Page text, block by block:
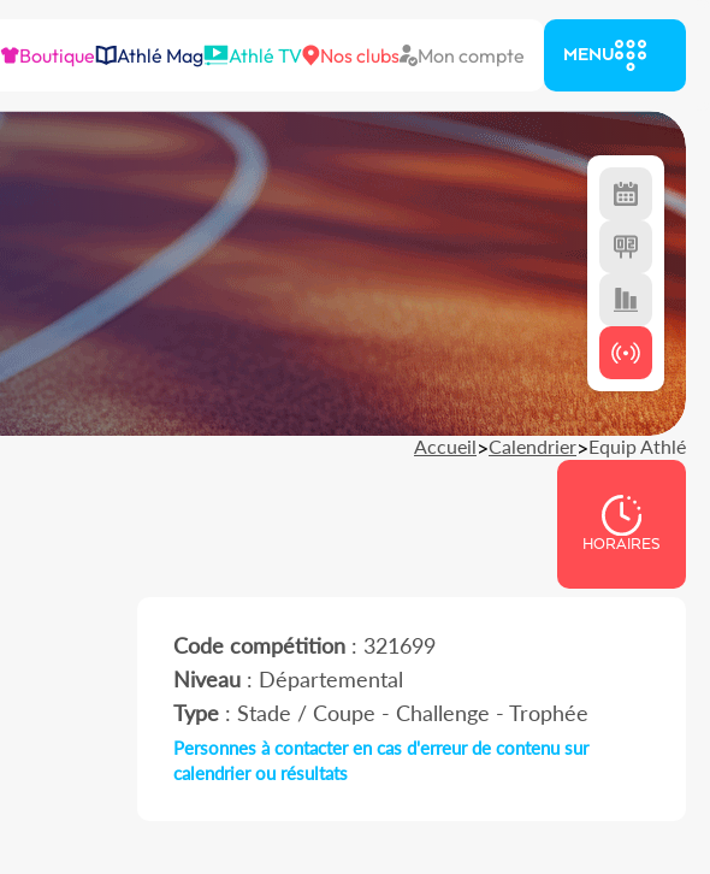
Boutique Athlé Mag Athlé TV Nos clubs Mon compte MENU
Accueil>Calendrier>Equip Athlé
HORAIRES
Code compétition: 321699
Niveau: Départemental
Type: Stade / Coupe - Challenge - Trophée
Personnes à contacter en cas d'erreur de contenu sur
calendrier ou résultats